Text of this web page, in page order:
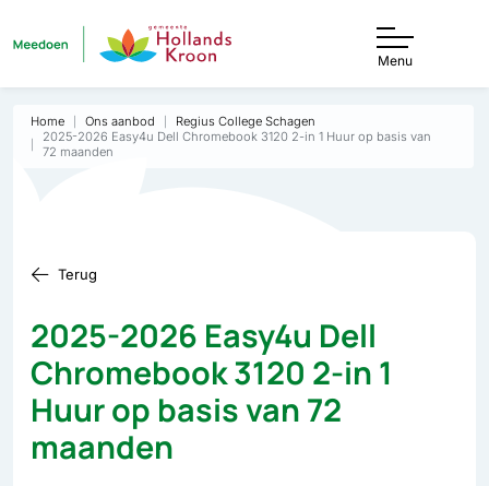
Menu
Home Ons aanbod
Regius College Schagen
2025-2026 Easy4u Dell Chromebook 3120 2-in 1 Huur op basis van
72 maanden
Terug
2025-2026 Easy4u Dell
Chromebook 3120 2-in 1
Huur op basis van 72
maanden